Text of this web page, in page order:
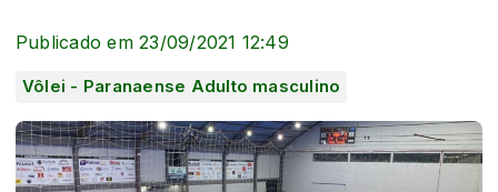
Publicado em 23/09/2021 12:49
Vôlei - Paranaense Adulto masculino